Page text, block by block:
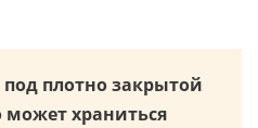
под плотно закрытой
храниться